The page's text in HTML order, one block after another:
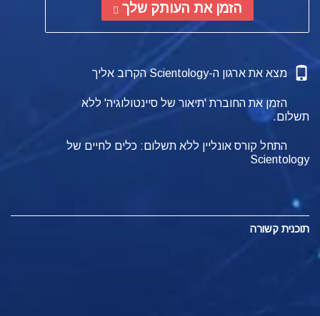
הזמן את העותק שלך
מצא את ארגון ה-Scientology הקרוב אליך
הזמן את החוברת 'תיאור של סיינטולוגיה' ללא
תשלום.
התחל קורס אונליין ללא תשלום: כלים לחיים של
Scientology
תוכנית קשורה